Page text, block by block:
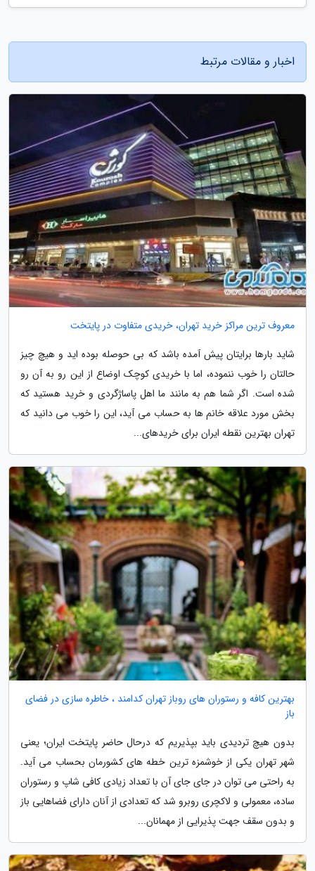
اخبار و مقالات مرتبط
معروف ترین مراکز خرید تهران، خریدی متفاوت در پایتخت
شاید بارها برایتان پیش آمده باشد که بی حوصله بوده اید و هیچ چیز
حالتان را خوب ننموده، اما با خریدی کوچک اوضاع از این رو به آن رو
شده است. اگر شما هم به مانند ما اهل پاساژگردی و خرید هستید که
بخش مورد علاقه خانم ها به حساب می آید، این را خوب می دانید که
تهران بهترین نقطه ایران برای خریدهای...
بهترین کافه و رستوران های روباز تهران کدامند ، خاطره سازی در فضای
باز
بدون هیچ تردیدی باید بپذیریم که درحال حاضر پایتخت ایران؛ یعنی
شهر تهران یکی از خوشمزه ترین خطه های کشورمان بحساب می آید.
به راحتی می توان در جای جای آن با تعداد زیادی کافی شاپ و رستوران
ساده، معمولی و لاکچری روبرو شد که تعدادی از آنان دارای فضاهایی باز
و بدون سقف جهت پذیرایی از مهمانان...